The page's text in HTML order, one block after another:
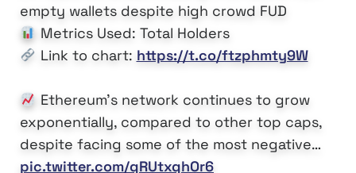
empty wallets despite high crowd FUD
Metrics Used: Total Holders
Link to chart: https://t.co/ftzphmty9W
Ethereum's network continues to grow
exponentially, compared to other top caps,
despite facing some of the most negative…
pic.twitter.com/qRUtxqhOr6